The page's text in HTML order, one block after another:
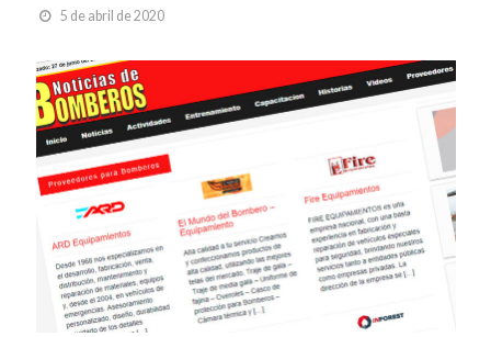
5 de abril de 2020